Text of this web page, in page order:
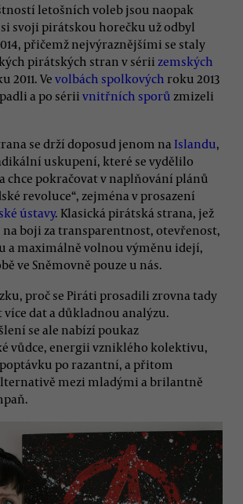
letošních voleb jsou naopak
si svoji pirátskou horečku už odbyl
přičemž nejvýraznějšími se staly
pirátských stran v sérii zemských
2011. Ve volbách spolkových roku 2013
a po sérii vnitřních sporů zmizeli
se drží doposud jenom na Islandu,
uskupení, které se vydělilo
chce pokračovat v naplňování plánů
revoluce“, zejména v prosazení
ústavy. Klasická pirátská strana, jež
boji za transparentnost, otevřenost,
a maximálně volnou výměnu idejí,
ve Sněmovně pouze u nás.
proč se Piráti prosadili zrovna tady
dat a důkladnou analýzu.
se ale nabízí poukaz
vůdce, energii vzniklého kolektivu,
po razantní, a přitom
mezi mladými a brilantně